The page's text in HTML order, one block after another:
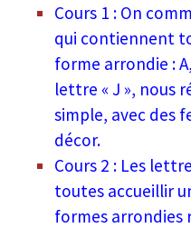
Cours 1 : On
qui contiennent
forme arrondie :
lettre « J », nous
simple, avec des
décor.
Cours 2 : Les
toutes accueillir
formes